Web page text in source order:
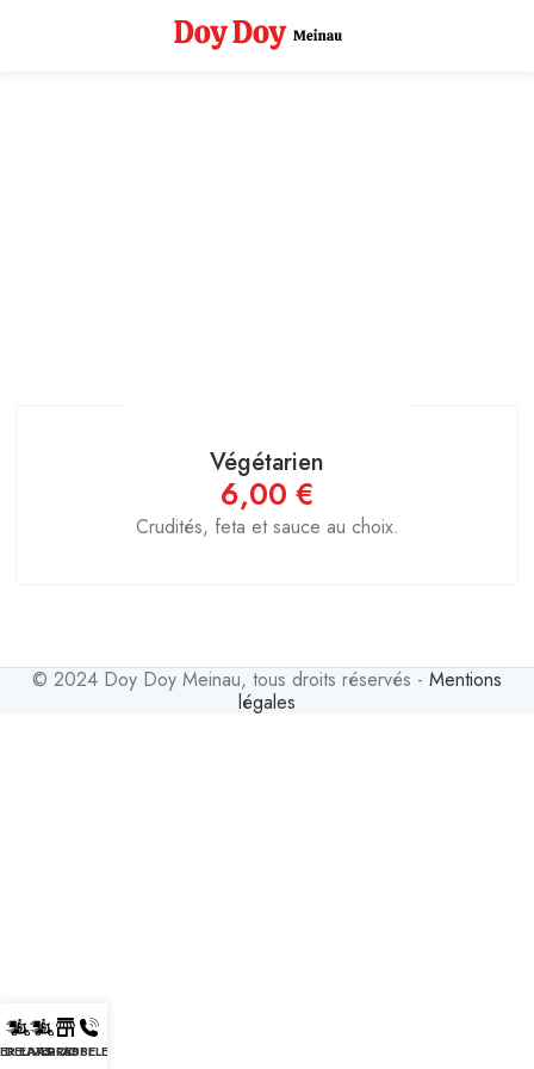
Végétarien
6,00 €
Crudités, feta et sauce au choix.
© 2024 Doy Doy Meinau, tous droits réservés - Mentions
légales
EATS
DELIVEROO
ADRESSE
APPELER